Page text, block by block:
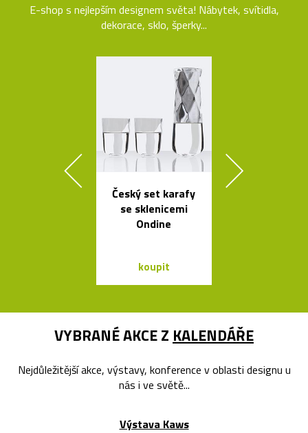
E-shop s nejlepším designem světa! Nábytek, svítidla,
dekorace, sklo, šperky...
Český set karafy
se sklenicemi
Ondine
koupit
VYBRANÉ AKCE Z KALENDÁŘE
Nejdůležitější akce, výstavy, konference v oblasti designu u
nás i ve světě...
Výstava Kaws